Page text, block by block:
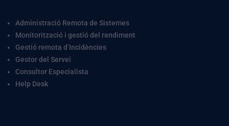
Administració Remota de Sistemes
Monitorització i gestió del rendiment
Gestió remota d’Incidències
Gestor del Servei
Consultor Especialista
Help Desk